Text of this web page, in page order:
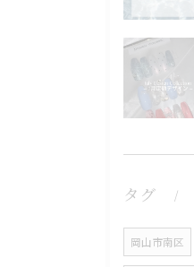
タグ
岡山市南区